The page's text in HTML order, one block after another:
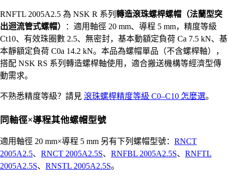
RNFTL 2005A2.5 為 NSK R 系列 轉造滾珠螺桿螺帽（法蘭型突
出迴流管式螺帽）
：適用軸徑 20 mm、導程 5 mm，精度等級
Ct10、有效珠圈數 2.5、無密封，基本動額定負荷 Ca 7.5 kN、基
本靜額定負荷 C0a 14.2 kN。本品為螺帽單品（不含螺桿軸），
搭配 NSK RS 系列轉造螺桿軸使用，適合搬送機構等經濟型傳
動需求。
不熟悉精度等級？請見 滾珠螺桿精度等級 C0–C10 怎麼選。
同軸徑×導程其他螺帽型號
適用軸徑 20 mm×導程 5 mm 另有下列螺帽型號： RNCT
2005A2.5、 RNCT 2005A2.5S、 RNFBL 2005A2.5S、 RNFTL
2005A2.5S、 RNSTL 2005A2.5S。